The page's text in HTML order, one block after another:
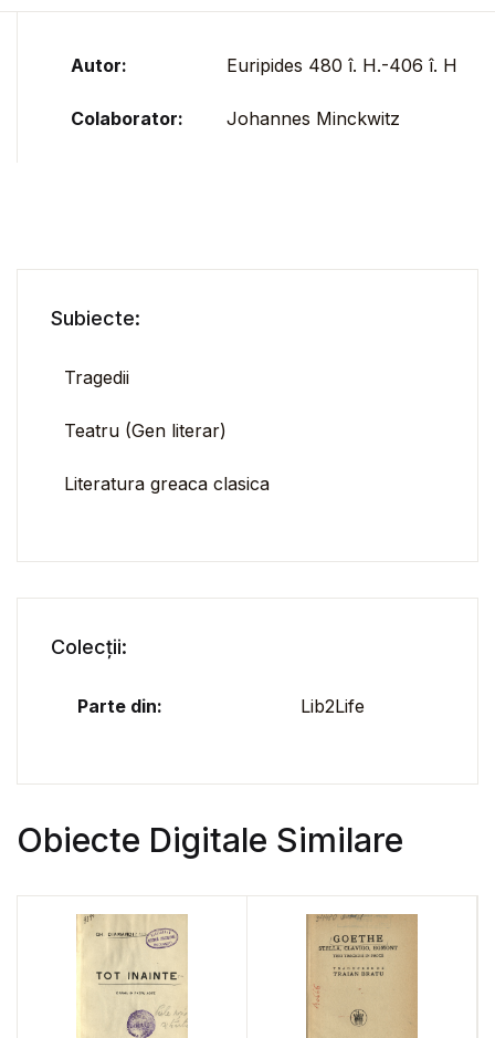
Autor: Euripides 480 î. H.-406 î. H
Colaborator: Johannes Minckwitz
Subiecte:
Tragedii
Teatru (Gen literar)
Literatura greaca clasica
Colecții:
Parte din: Lib2Life
Obiecte Digitale Similare